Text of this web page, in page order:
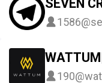
SEVEN
1586
190